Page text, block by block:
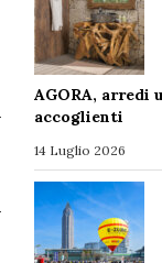
AGORA,
accoglienti
14 Luglio 2026